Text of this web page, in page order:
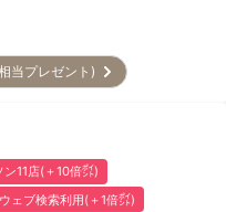
当プレゼント)
ン11店(＋10倍㌽)
ウェブ検索利用(＋1倍㌽)